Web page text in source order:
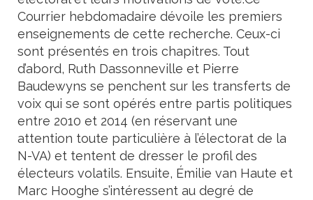
Courrier hebdomadaire dévoile les premiers
enseignements de cette recherche. Ceux-ci
sont présentés en trois chapitres. Tout
d’abord, Ruth Dassonneville et Pierre
Baudewyns se penchent sur les transferts de
voix qui se sont opérés entre partis politiques
entre 2010 et 2014 (en réservant une
attention toute particulière à l’électorat de la
N-VA) et tentent de dresser le profil des
électeurs volatils. Ensuite, Émilie van Haute et
Marc Hooghe s’intéressent au degré de